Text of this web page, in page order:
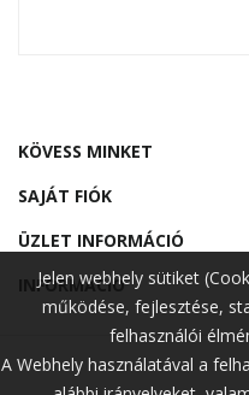
KÖVESS MINKET
SAJÁT FIÓK
ÜZLET INFORMÁCIÓ
INFORMÁCIÓ
Jelen webhely sütiket
működése, fejlesztése,
felhasználói
A Webhely használatával a